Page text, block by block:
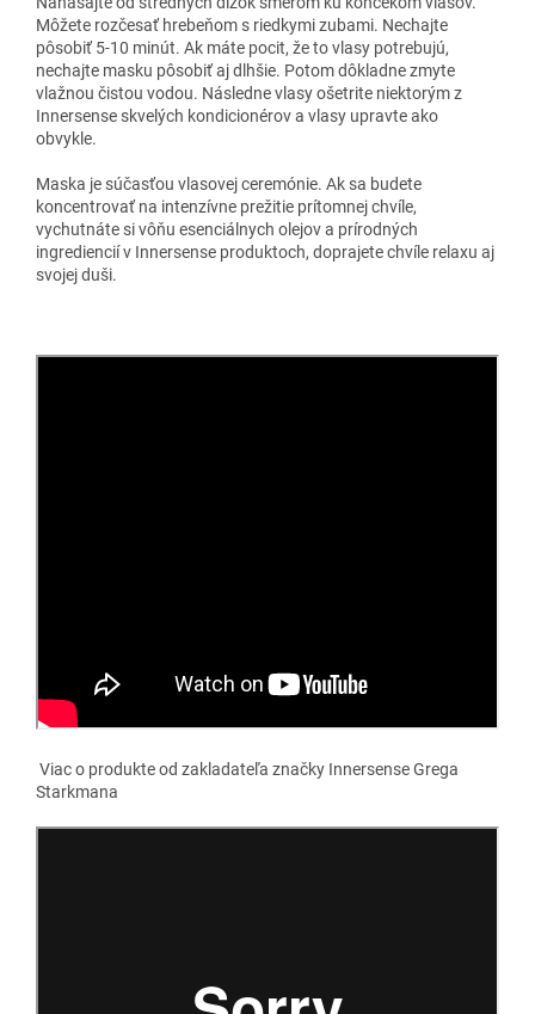
Môžete rozčesať hrebeňom s riedkymi zubami. Nechajte
pôsobiť 5-10 minút. Ak máte pocit, že to vlasy potrebujú,
nechajte masku pôsobiť aj dlhšie. Potom dôkladne zmyte
vlažnou čistou vodou. Následne vlasy ošetrite niektorým z
Innersense skvelých kondicionérov a vlasy upravte ako
obvykle.
Maska je súčasťou vlasovej ceremónie. Ak sa budete
koncentrovať na intenzívne prežitie prítomnej chvíle,
vychutnáte si vôňu esenciálnych olejov a prírodných
ingrediencií v Innersense produktoch, doprajete chvíle relaxu aj
svojej duši.
Viac o produkte od zakladateľa značky Innersense Grega
Starkmana